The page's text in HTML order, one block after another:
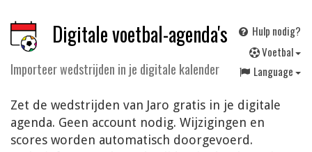
Digitale voetbal-agenda's
Importeer wedstrijden in je digitale kalender
Hulp nodig?
Voetbal
Language
Zet de wedstrijden van Jaro gratis in je digitale
agenda. Geen account nodig. Wijzigingen en
scores worden automatisch doorgevoerd.